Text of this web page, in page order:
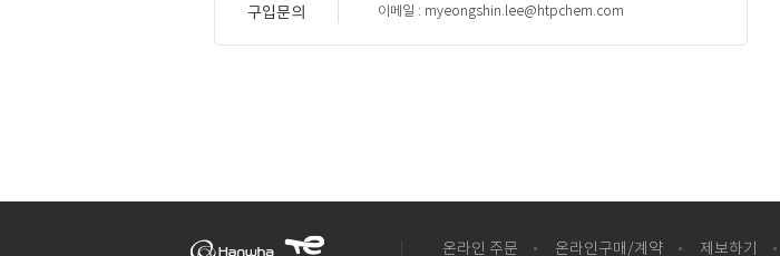
구입문의
이메일 : myeongshin.lee@htpchem.com
온라인 주문 온라인구매/계약 제보하기